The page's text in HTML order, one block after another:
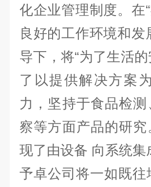
化企业管理制度。在
良好的工作环境和
导下，将“为了生活
了以提供解决方案
力，坚持于食品检
察等方面产品的研
现了由设备 向系统
予卓公司将一如既往